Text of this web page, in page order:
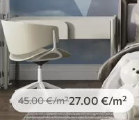
45.00€/m²27 .00 €/m²